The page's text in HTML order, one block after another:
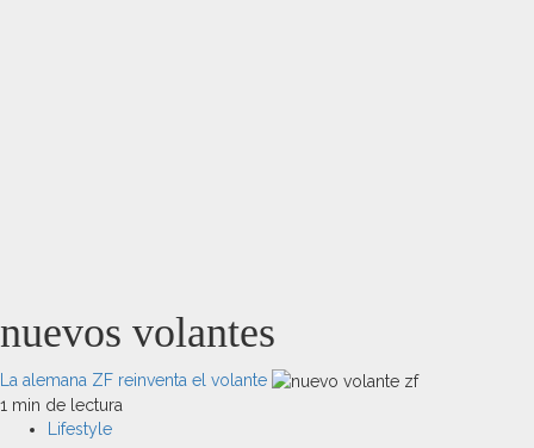
nuevos volantes
La alemana ZF reinventa el volante
1 min de lectura
Lifestyle